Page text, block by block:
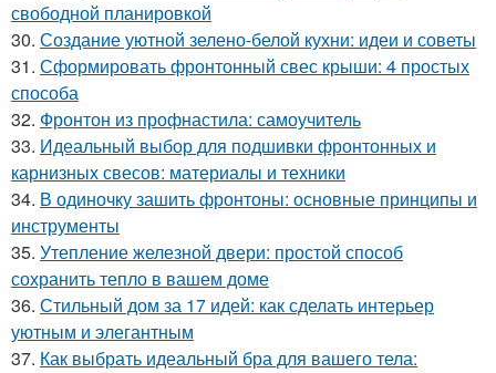
свободной планировкой
30. Создание уютной зелено-белой кухни: идеи и советы
31. Сформировать фронтонный свес крыши: 4 простых
способа
32. Фронтон из профнастила: самоучитель
33. Идеальный выбор для подшивки фронтонных и
карнизных свесов: материалы и техники
34. В одиночку зашить фронтоны: основные принципы и
инструменты
35. Утепление железной двери: простой способ
сохранить тепло в вашем доме
36. Стильный дом за 17 идей: как сделать интерьер
уютным и элегантным
37. Как выбрать идеальный бра для вашего тела: